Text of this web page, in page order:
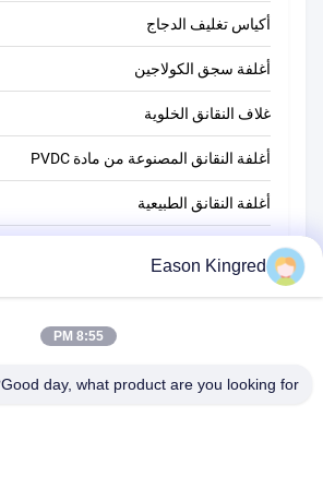
أكياس تغليف الدجاج
أغلفة سجق الكولاجين
غلاف النقانق الخلوية
أغلفة النقانق المصنوعة من مادة PVDC
أغلفة النقانق الطبيعية
فيلم تغليف المواد الغذائية
Eason Kingred
8:55 PM
Good day, what product are you looking for?